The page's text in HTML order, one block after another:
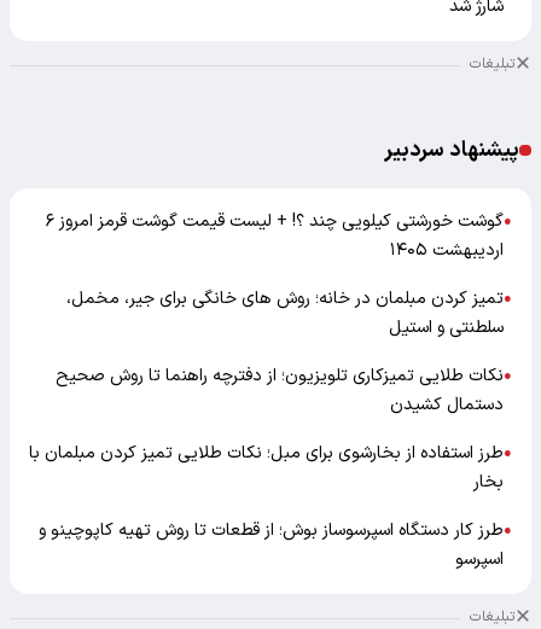
شارژ شد
تبلیغات
پیشنهاد سردبیر
●
گوشت خورشتی کیلویی چند ؟! + لیست قیمت گوشت قرمز امروز ۶
اردیبهشت ۱۴۰۵
●تمیز کردن مبلمان در خانه؛ روش های خانگی برای جیر، مخمل،
سلطنتی و استیل
●نکات طلایی تمیزکاری تلویزیون؛ از دفترچه راهنما تا روش صحیح
دستمال کشیدن
●طرز استفاده از بخارشوی برای مبل؛ نکات طلایی تمیز کردن مبلمان با
بخار
●طرز کار دستگاه اسپرسوساز بوش؛ از قطعات تا روش تهیه کاپوچینو و
اسپرسو
تبلیغات